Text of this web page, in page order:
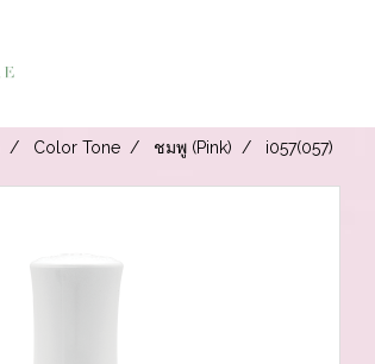
Color Tone ชมพู (Pink) i057(057)